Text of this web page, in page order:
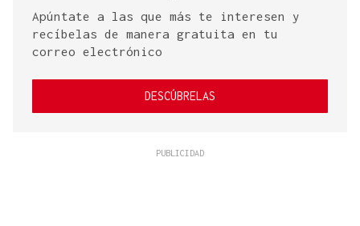
Apúntate a las que más te interesen y
recíbelas de manera gratuita en tu
correo electrónico
DESCÚBRELAS